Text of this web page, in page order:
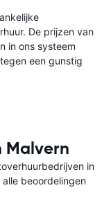
De prijzen van
in ons systeem
een gunstig
Malvern
in
beoordelingen